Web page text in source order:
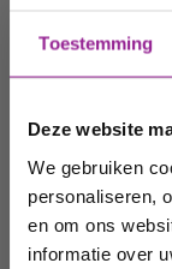
Toestemming
Deze website
We gebruiken
personaliseren,
en om ons
informatie over
De
bij
Bij BergoVino
wijnen, rode
wijnen en
wijnlanden en
assortiment aan
Wij